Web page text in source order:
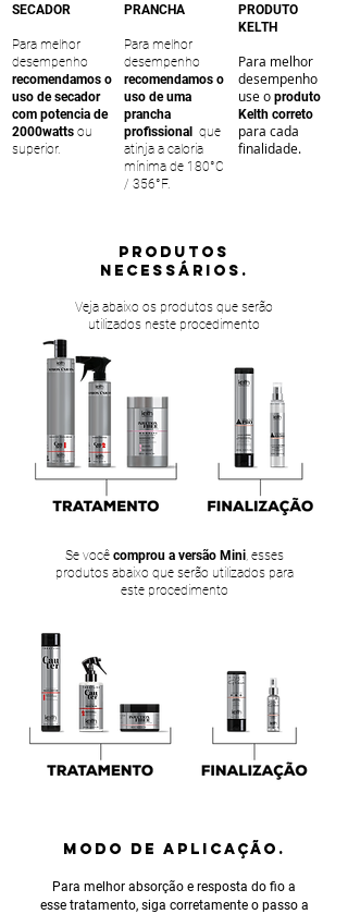
SECADOR
Para melhor
desempenho
recomendamos o
uso de secador
com potencia de
2000watts ou
superior.
PRANCHA
Para melhor
desempenho
recomendamos o
uso de uma
prancha
profissional que
atinja a caloria
mínima de 180°C
/ 356°F.
PRODUTO
KELTH
Para melhor
desempenho
use o produto
Kelth correto
para cada
finalidade.
PRODUTOS
NECESSÁRIOS.
Veja abaixo os produtos que serão
utilizados neste procedimento
Se você comprou a versão Mini, esses
produtos abaixo que serão utilizados para
este procedimento
MODO DE APLICAÇÃO.
Para melhor absorção e resposta do fio a
esse tratamento, siga corretamente o passo a